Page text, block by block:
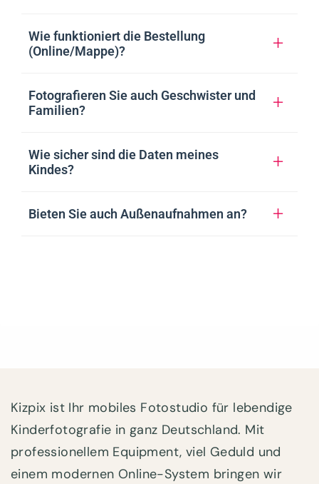
Wie funktioniert die Bestellung
(Online/Mappe)?
Fotografieren Sie auch Geschwister und
Familien?
Wie sicher sind die Daten meines
Kindes?
Bieten Sie auch Außenaufnahmen an?
Kizpix ist Ihr mobiles Fotostudio für lebendige
Kinderfotografie in ganz Deutschland. Mit
professionellem Equipment, viel Geduld und
einem modernen Online-System bringen wir